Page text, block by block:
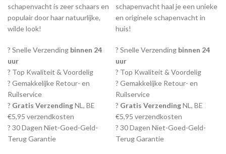
schapenvacht is zeer schaars en
populair door haar natuurlijke,
wilde look!
? Snelle Verzending binnen 24
uur
? Top Kwaliteit & Voordelig
? Gemakkelijke Retour- en
Ruilservice
? Gratis VerzendingNL, BE
€5,95 verzendkosten
? 30 Dagen Niet-Goed-Geld-
Terug Garantie
schapenvacht haal je een unieke
en originele schapenvacht in
huis!
? Snelle Verzending binnen 24
uur
? Top Kwaliteit & Voordelig
? Gemakkelijke Retour- en
Ruilservice
? Gratis VerzendingNL, BE
€5,95 verzendkosten
? 30 Dagen Niet-Goed-Geld-
Terug Garantie